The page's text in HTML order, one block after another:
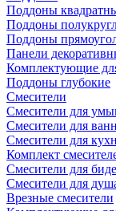
Поддоны
Поддоны
Поддоны
Панели
Комплектующие
Поддоны глубокие
Смесители
Смесители для
Смесители для
Смесители для
Комплект
Смесители для биде
Смесители для
Врезные смесители